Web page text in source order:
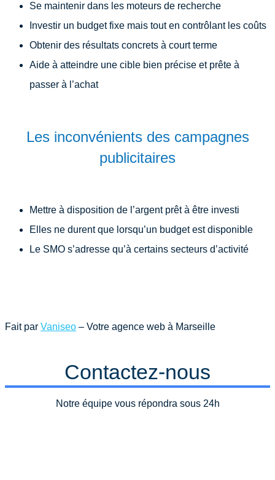
Se maintenir dans les moteurs de recherche
Investir un budget fixe mais tout en contrôlant les coûts
Obtenir des résultats concrets à court terme
Aide à atteindre une cible bien précise et prête à
passer à l’achat
Les inconvénients des campagnes
publicitaires
Mettre à disposition de l’argent prêt à être investi
Elles ne durent que lorsqu’un budget est disponible
Le SMO s’adresse qu’à certains secteurs d’activité
Fait par Vaniseo – Votre agence web à Marseille
Contactez-nous
Notre équipe vous répondra sous 24h